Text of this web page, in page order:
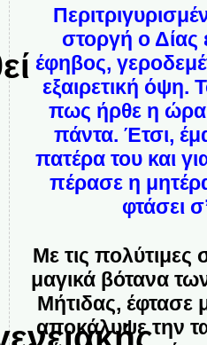
στοργή ο Δίας
έφηβος,
εξαιρετική όψη.
πως ήρθε η ώρα
πάντα. Έτσι,
πατέρα του και
πέρασε η
φτάσει
Με τις πολύτιμες
μαγικά βότανα
Μήτιδας, έφτασε
αποκάλυψε την